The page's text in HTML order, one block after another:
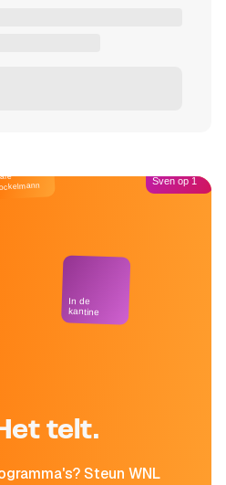
telt.
Steun WNL
In de
kantine
Sven op 1